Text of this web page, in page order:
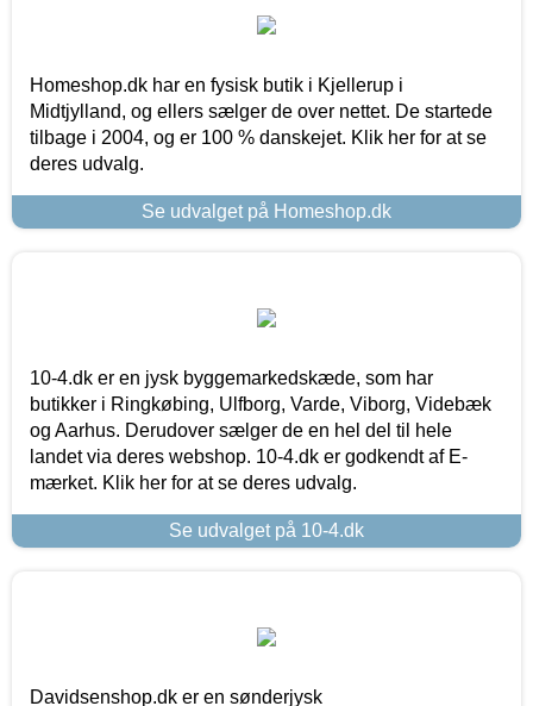
Homeshop.dk har en fysisk butik i Kjellerup i
Midtjylland, og ellers sælger de over nettet. De startede
tilbage i 2004, og er 100 % danskejet. Klik her for at se
deres udvalg.
Se udvalget på Homeshop.dk
10-4.dk er en jysk byggemarkedskæde, som har
butikker i Ringkøbing, Ulfborg, Varde, Viborg, Videbæk
og Aarhus. Derudover sælger de en hel del til hele
landet via deres webshop. 10-4.dk er godkendt af E-
mærket. Klik her for at se deres udvalg.
Se udvalget på 10-4.dk
Davidsenshop.dk er en sønderjysk